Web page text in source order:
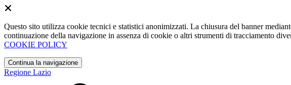
Questo sito utilizza cookie tecnici e statistici anonimizzati. La chiusura del banner
continuazione della navigazione in assenza di cookie o altri strumenti di tracciamento
COOKIE POLICY
Continua la navigazione
Regione Lazio